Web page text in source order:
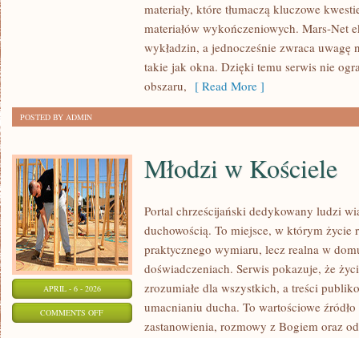
WYKOŃCZENIU
materiały, które tłumaczą kluczowe
materiałów wykończeniowych. Mars-Net
wykładzin, a jednocześnie zwraca uwagę
takie jak okna. Dzięki temu serwis nie
obszaru, [ Read More ]
POSTED BY ADMIN
APRIL - 6 - 2026
COMMENTS OFFON
Młodzi w Kościele
Portal chrześcijański dedykowany ludzi
duchowością. To miejsce, w którym życie
praktycznego wymiaru, lecz realna w
doświadczeniach. Serwis pokazuje, że
zrozumiałe dla wszystkich, a treści
umacnianiu ducha. To wartościowe
zastanowienia, rozmowy z Bogiem oraz